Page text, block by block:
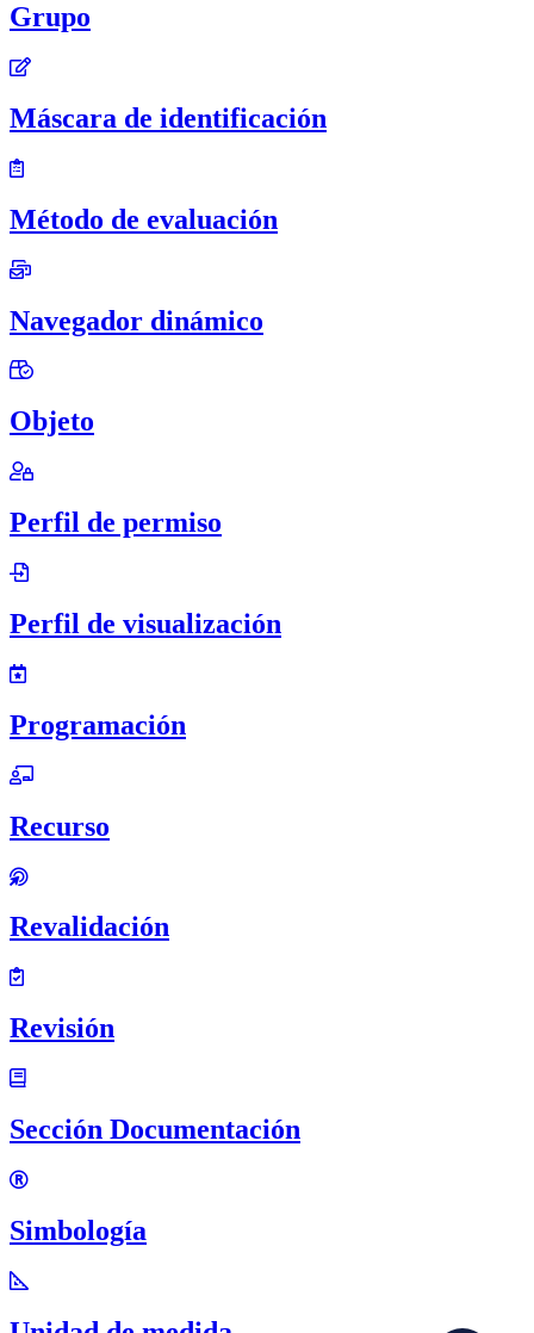
Grupo
Máscara de identificación
Método de evaluación
Navegador dinámico
Objeto
Perfil de permiso
Perfil de visualización
Programación
Recurso
Revalidación
Revisión
Sección Documentación
Simbología